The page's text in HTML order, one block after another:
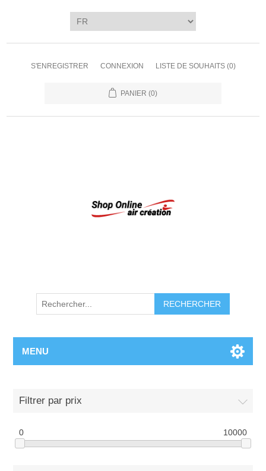
S'ENREGISTRER CONNEXION LISTE DE SOUHAITS (0)
PANIER (0)
RECHERCHER
MENU
Filtrer par prix
0 10000